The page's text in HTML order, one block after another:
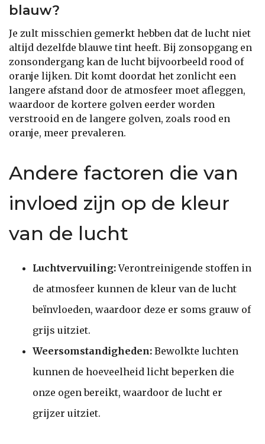
blauw?
Je zult misschien gemerkt hebben dat de lucht niet
altijd dezelfde blauwe tint heeft. Bij zonsopgang en
zonsondergang kan de lucht bijvoorbeeld rood of
oranje lijken. Dit komt doordat het zonlicht een
langere afstand door de atmosfeer moet afleggen,
waardoor de kortere golven eerder worden
verstrooid en de langere golven, zoals rood en
oranje, meer prevaleren.
Andere factoren die van
invloed zijn op de kleur
van de lucht
Luchtvervuiling:Verontreinigende stoffen in
de atmosfeer kunnen de kleur van de lucht
beïnvloeden, waardoor deze er soms grauw of
grijs uitziet.
Weersomstandigheden: Bewolkte luchten
kunnen de hoeveelheid licht beperken die
onze ogen bereikt, waardoor de lucht er
grijzer uitziet.